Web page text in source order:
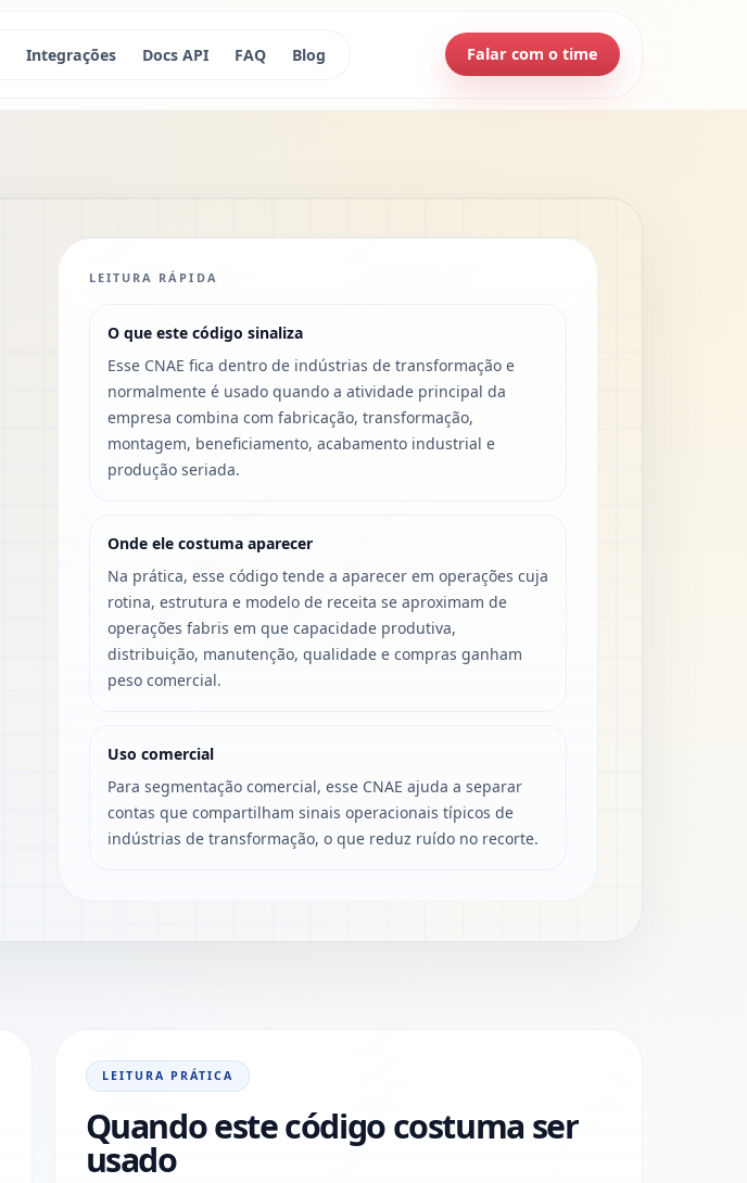
Integrações Docs API FAQ Blog Falar com o time
LEITURA RÁPIDA
O que este código sinaliza
Esse CNAE fica dentro de indústrias de transformação e
normalmente é usado quando a atividade principal da
empresa combina com fabricação, transformação,
montagem, beneficiamento, acabamento industrial e
produção seriada.
Onde ele costuma aparecer
Na prática, esse código tende a aparecer em operações cuja
rotina, estrutura e modelo de receita se aproximam de
operações fabris em que capacidade produtiva,
distribuição, manutenção, qualidade e compras ganham
peso comercial.
Uso comercial
Para segmentação comercial, esse CNAE ajuda a separar
contas que compartilham sinais operacionais típicos de
indústrias de transformação, o que reduz ruído no recorte.
LEITURA PRÁTICA
Quando este código costuma ser
usado